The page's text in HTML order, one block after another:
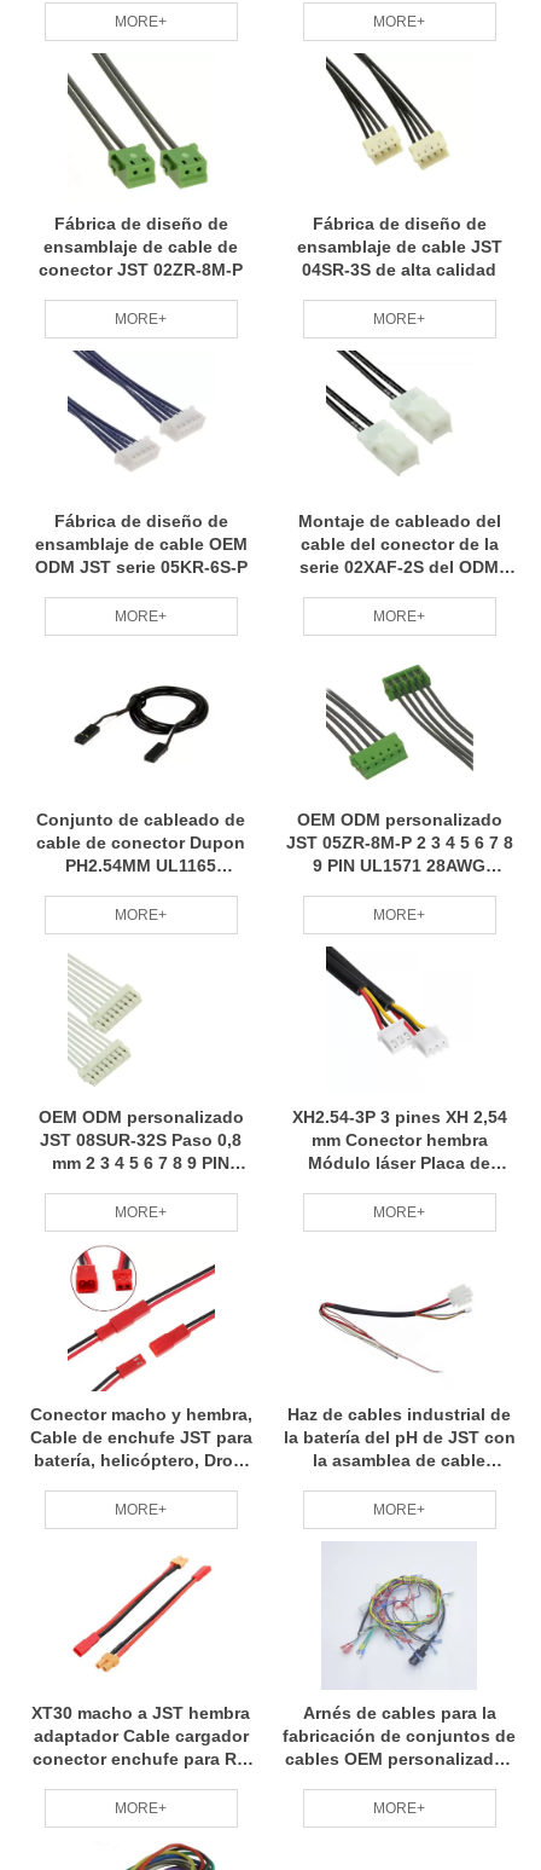
MORE+ MORE+
Fábrica de diseño de
ensamblaje de cable de
conector JST 02ZR-8M-P
MORE+
Fábrica de diseño de
ensamblaje de cable JST
04SR-3S de alta calidad
MORE+
Fábrica de diseño de
ensamblaje de cable OEM
ODM JST serie 05KR-6S-P
MORE+
Montaje de cableado del
cable del conector de la
serie 02XAF-2S del ODM
MORE+
Conjunto de cableado de
cable de conector Dupon
PH2.54MM UL1165
MORE+
OEM ODM personalizado
JST 05ZR-8M-P 2 3 4 5 6 7 8
9 PIN UL1571 28AWG
MORE+
OEM ODM personalizado
JST 08SUR-32S Paso 0,8
mm 2 3 4 5 6 7 8 9 PIN
conector Cable Asamblea
MORE+
XH2.54-3P 3 pines XH 2,54
mm Conector hembra
Módulo láser Placa de
MORE+
Conector macho y hembra,
Cable de enchufe JST para
batería, helicóptero, Dron,
de 2 pines
MORE+
Haz de cables industrial de
la batería del pH de JST con
la asamblea de cable
MORE+
XT30 macho a JST hembra
adaptador Cable cargador
conector enchufe para RC
MORE+
Arnés de cables para la
fabricación de conjuntos de
cables OEM personalizados
MORE+